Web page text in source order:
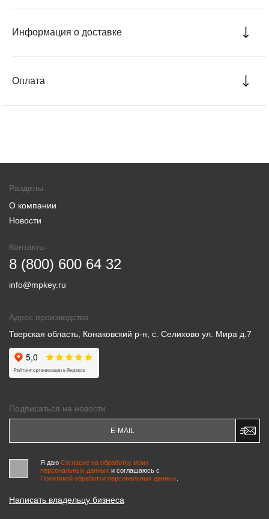
Информация о доставке
Оплата
Разделы
О компании
Новости
Контакты
8 (800) 600 64 32
info@mpkey.ru
Адрес производства
Тверская область, Конаковский р-н, с. Селихово ул. Мира д.7
Подписаться на новости
Я даю Согласие на обработку моих
персональных данных и соглашаюсь c
Политикой обработки персональных данных
Написать владельцу бизнеса